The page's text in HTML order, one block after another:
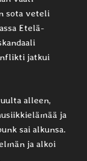
sota veteli
Etelä-
jatkui
alleen,
ja
sai alkunsa.
ja alkoi